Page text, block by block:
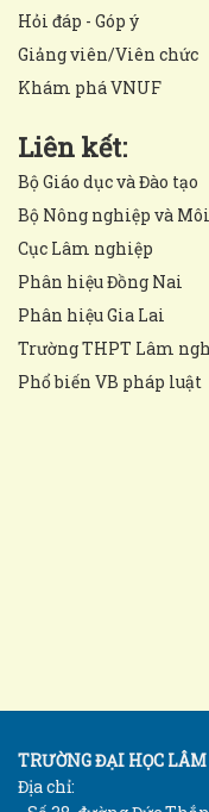
Hỏi đáp - Góp ý
Giảng viên/Viên chức
Khám phá VNUF
Liên kết:
Bộ Giáo dục và Đào tạo
Bộ Nông nghiệp và
Cục Lâm nghiệp
Phân hiệu Đồng Nai
Phân hiệu Gia Lai
Trường THPT Lâm
Phổ biến VB pháp luật
TRƯỜNG ĐẠI HỌC
Địa chỉ: